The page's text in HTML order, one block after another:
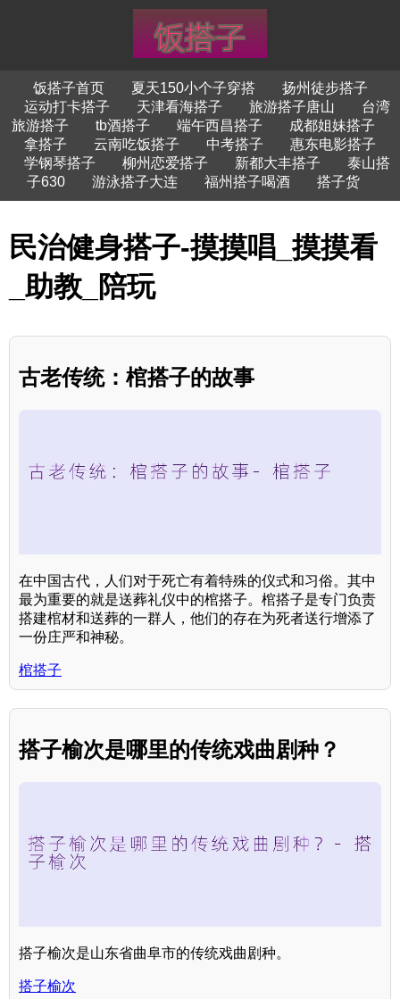
饭搭子首页 夏天150小个子穿搭
扬州徒步搭子
运动打卡搭子
天津看海搭子 旅游搭子唐山
台湾
旅游搭子
tb酒搭子 端午西昌搭子
成都姐妹搭子
拿搭子
云南吃饭搭子 中考搭子
惠东电影搭子
学钢琴搭子
柳州恋爱搭子 新都大丰搭子
泰山搭
子630
游泳搭子大连 福州搭子喝酒 搭子货
民治健身搭子-摸摸唱_摸摸看
_助教_陪玩
古老传统：棺搭子的故事
在中国古代，人们对于死亡有着特殊的仪式和习俗。其中
最为重要的就是送葬礼仪中的棺搭子。棺搭子是专门负责
搭建棺材和送葬的一群人，他们的存在为死者送行增添了
一份庄严和神秘。
棺搭子
搭子榆次是哪里的传统戏曲剧种？
搭子榆次是山东省曲阜市的传统戏曲剧种。
搭子榆次